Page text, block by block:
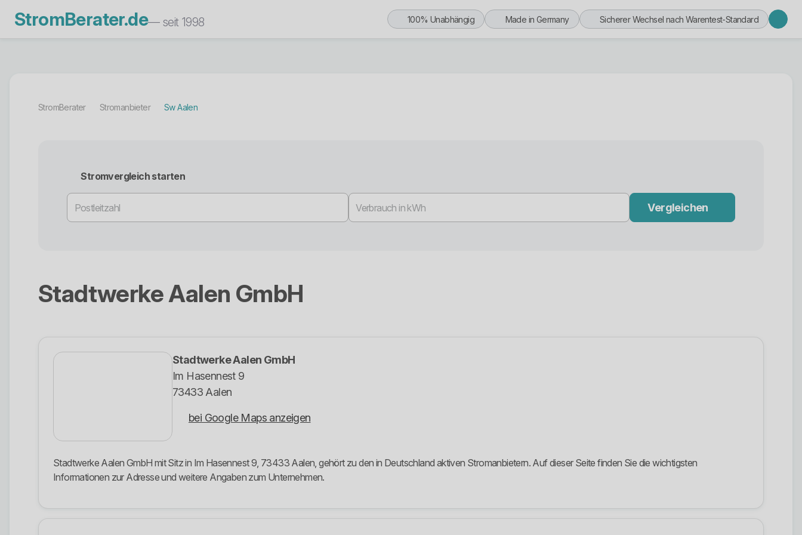
StromBerater.de— seit 1998 100% Unabhängig Made in Germany Sicherer Wechsel nach Warentest-Standard
StromBerater Stromanbieter Sw Aalen
Stromvergleich starten
Vergleichen
Stadtwerke Aalen GmbH
Stadtwerke Aalen GmbH
Im Hasennest 9
73433 Aalen
bei Google Maps anzeigen
Stadtwerke Aalen GmbH mit Sitz in Im Hasennest 9, 73433 Aalen, gehört zu den in Deutschland aktiven Stromanbietern. Auf dieser Seite finden Sie die wichtigsten
Informationen zur Adresse und weitere Angaben zum Unternehmen.